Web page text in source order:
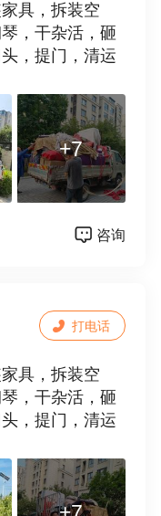
具，拆装空
，干杂活，砸
，提门，清运
+7
咨询
具，拆装空
，干杂活，砸
，提门，清运
打电话